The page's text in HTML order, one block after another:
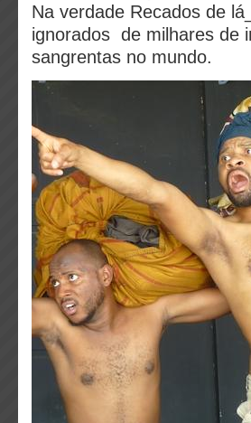
Na verdade Recados de
ignorados de milhares de
sangrentas no mundo.